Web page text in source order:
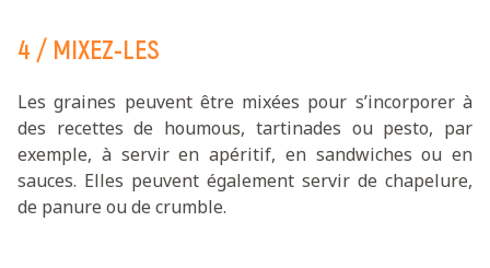
4 / MIXEZ-LES
Les graines peuvent être mixées pour s’incorporer à
des recettes de houmous, tartinades ou pesto, par
exemple, à servir en apéritif, en sandwiches ou en
sauces. Elles peuvent également servir de chapelure,
de panure ou de crumble.